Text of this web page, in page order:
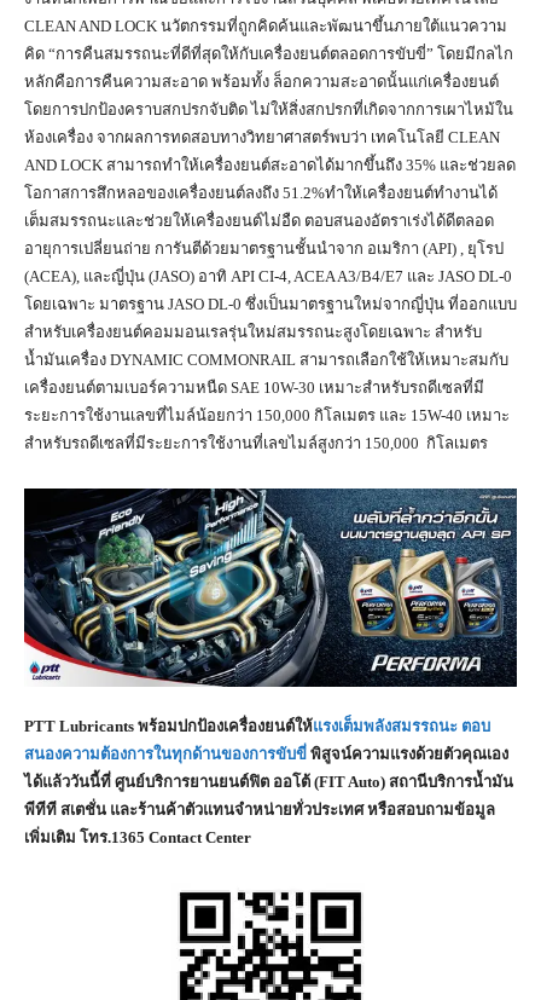
CLEAN AND LOCK นวัตกรรมที่ถูกคิดค้นและพัฒนาขึ้นภายใต้แนวความ
คิด “การคืนสมรรถนะที่ดีที่สุดให้กับเครื่องยนต์ตลอดการขับขี่” โดยมีกลไก
หลักคือการคืนความสะอาด พร้อมทั้ง ล็อกความสะอาดนั้นแก่เครื่องยนต์
โดยการปกป้องคราบสกปรกจับติด ไม่ให้สิ่งสกปรกที่เกิดจากการเผาไหม้ใน
ห้องเครื่อง จากผลการทดสอบทางวิทยาศาสตร์พบว่า เทคโนโลยี CLEAN
AND LOCK สามารถทำให้เครื่องยนต์สะอาดได้มากขึ้นถึง 35% และช่วยลด
โอกาสการสึกหลอของเครื่องยนต์ลงถึง 51.2%ทำให้เครื่องยนต์ทำงานได้
เต็มสมรรถนะและช่วยให้เครื่องยนต์ไม่อืด ตอบสนองอัตราเร่งได้ดีตลอด
อายุการเปลี่ยนถ่าย การันตีด้วยมาตรฐานชั้นนำจาก อเมริกา (API) , ยุโรป
(ACEA), และญี่ปุ่น (JASO) อาทิ API CI-4, ACEA A3/B4/E7 และ JASO DL-0
โดยเฉพาะ มาตรฐาน JASO DL-0 ซึ่งเป็นมาตรฐานใหม่จากญี่ปุ่น ที่ออกแบบ
สำหรับเครื่องยนต์คอมมอนเรลรุ่นใหม่สมรรถนะสูงโดยเฉพาะ สำหรับ
น้ำมันเครื่อง DYNAMIC COMMONRAIL สามารถเลือกใช้ให้เหมาะสมกับ
เครื่องยนต์ตามเบอร์ความหนืด SAE 10W-30 เหมาะสำหรับรถดีเซลที่มี
ระยะการใช้งานเลขที่ไมล์น้อยกว่า 150,000 กิโลเมตร และ 15W-40 เหมาะ
สำหรับรถดีเซลที่มีระยะการใช้งานที่เลขไมล์สูงกว่า 150,000 กิโลเมตร
PTT Lubricants พร้อมปกป้องเครื่องยนต์ให้แรงเต็มพลังสมรรถนะ ตอบ
สนองความต้องการในทุกด้านของการขับขี่ พิสูจน์ความแรงด้วยตัวคุณเอง
ได้แล้ววันนี้ที่ ศูนย์บริการยานยนต์ฟิต ออโต้ (FIT Auto) สถานีบริการน้ำมัน
พีทีที สเตชั่น และร้านค้าตัวแทนจำหน่ายทั่วประเทศ หรือสอบถามข้อมูล
เพิ่มเติม โทร.1365 Contact Center